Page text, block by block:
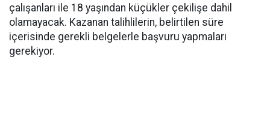
çalışanları ile 18 yaşından küçükler çekilişe dahil
olamayacak. Kazanan talihlilerin, belirtilen süre
içerisinde gerekli belgelerle başvuru yapmaları
gerekiyor.